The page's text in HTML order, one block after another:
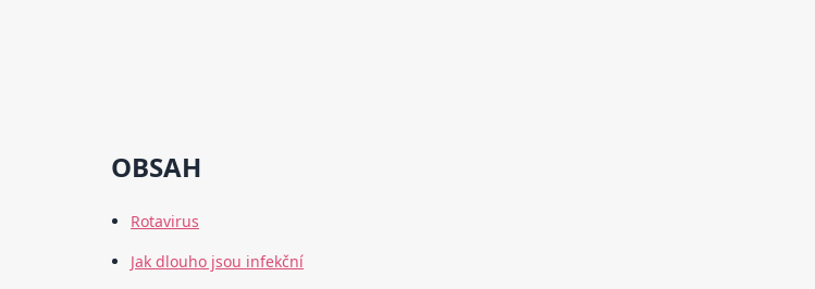
OBSAH
Rotavirus
Jak dlouho jsou infekční